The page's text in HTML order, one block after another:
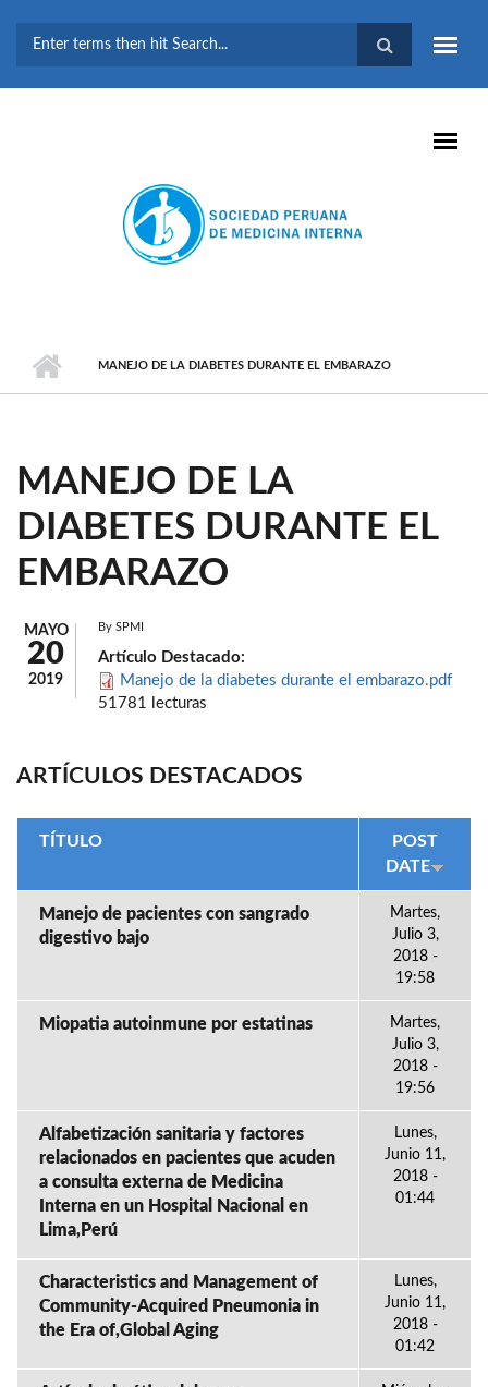
BÚSQUEDA
MANEJO DE LA DIABETES DURANTE EL EMBARAZO
MANEJO DE LA
DIABETES DURANTE EL
EMBARAZO
MAYO
20
2019
By SPMI
Artículo Destacado:
Manejo de la diabetes durante el embarazo.pdf
51781 lecturas
ARTÍCULOS DESTACADOS
TÍTULO
POST
DATE
Manejo de pacientes con sangrado
digestivo bajo
Martes,
Julio 3,
2018 -
19:58
Miopatia autoinmune por estatinas
Martes,
Julio 3,
2018 -
19:56
Alfabetización sanitaria y factores
relacionados en pacientes que acuden
a consulta externa de Medicina
Interna en un Hospital Nacional en
Lima,Perú
Lunes,
Junio 11,
2018 -
01:44
Characteristics and Management of
Community-Acquired Pneumonia in
the Era of,Global Aging
Lunes,
Junio 11,
2018 -
01:42